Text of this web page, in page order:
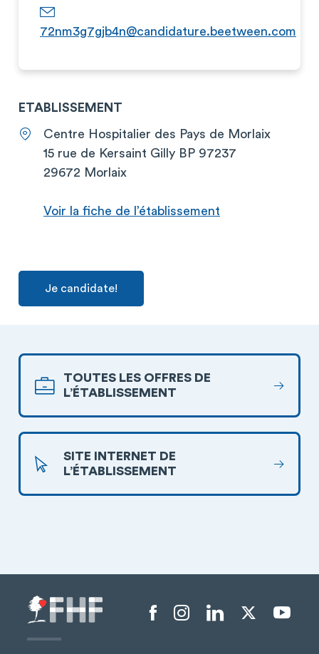
72nm3g7gjb4n@candidature.beetween.com
ETABLISSEMENT
Centre Hospitalier des Pays de Morlaix
15 rue de Kersaint Gilly BP 97237
29672 Morlaix
Voir la fiche de l’établissement
Je candidate!
TOUTES LES OFFRES DE
L’ÉTABLISSEMENT
SITE INTERNET DE
L’ÉTABLISSEMENT
Menu liens sociaux